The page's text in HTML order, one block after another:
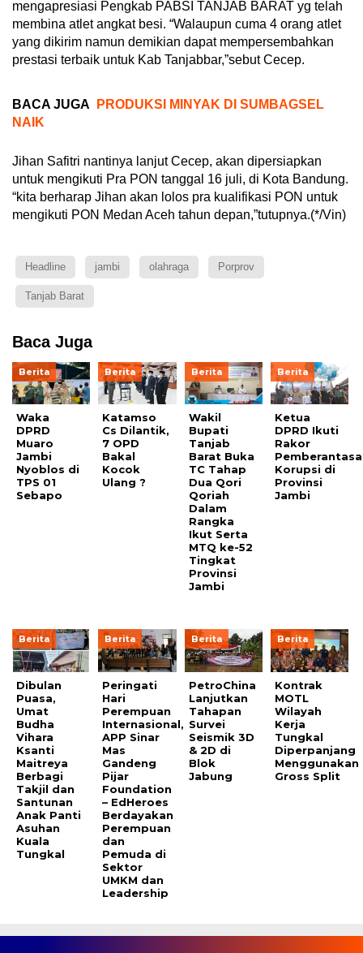
mengapresiasi Pengkab PABSI TANJAB BARAT yg telah
membina atlet angkat besi. “Walaupun cuma 4 orang atlet
yang dikirim namun demikian dapat mempersembahkan
prestasi terbaik untuk Kab Tanjabbar,”sebut Cecep.
BACA JUGA
PRODUKSI MINYAK DI SUMBAGSEL
NAIK
Jihan Safitri nantinya lanjut Cecep, akan dipersiapkan
untuk mengikuti Pra PON tanggal 16 juli, di Kota Bandung.
“kita berharap Jihan akan lolos pra kualifikasi PON untuk
mengikuti PON Medan Aceh tahun depan,”tutupnya.(*/Vin)
Headline jambi olahraga Porprov
Tanjab Barat
Baca Juga
Berita
Waka
DPRD
Muaro
Jambi
Nyoblos di
TPS 01
Sebapo
Berita
Katamso
Cs Dilantik,
7 OPD
Bakal
Kocok
Ulang ?
Berita
Wakil
Bupati
Tanjab
Barat Buka
TC Tahap
Dua Qori
Qoriah
Dalam
Rangka
Ikut Serta
MTQ ke-52
Tingkat
Provinsi
Jambi
Berita
Ketua
DPRD Ikuti
Rakor
Korupsi di
Provinsi
Jambi
Berita
Dibulan
Puasa,
Umat
Budha
Vihara
Ksanti
Maitreya
Berbagi
Takjil dan
Santunan
Anak Panti
Asuhan
Kuala
Tungkal
Berita
Peringati
Hari
Perempuan
Internasional,
APP Sinar
Mas
Gandeng
Pijar
Foundation
– EdHeroes
Berdayakan
Perempuan
dan
Pemuda di
Sektor
UMKM dan
Leadership
Berita
PetroChina
Lanjutkan
Tahapan
Survei
Seismik 3D
& 2D di
Blok
Jabung
Berita
Kontrak
MOTL
Wilayah
Kerja
Tungkal
Diperpanjang
Menggunakan
Gross Split